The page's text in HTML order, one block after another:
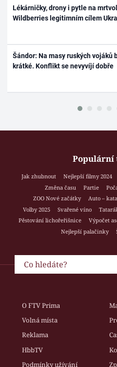
Lékárničky, drony i pytle na
Wildberries legitimním cílem
Šándor: Na masy ruských vojáků
krátké. Konflikt se nevyvíjí dobře
Populární
Jak zhubnout Nejlepší filmy 2024
Změna času
Partie
ZOO Nové začátky
Auto –
Volby 2025
Svařené víno
Pěstování lichořeřišnice
Výpočet
Nejlepší palačinky
O FTV Prima
Volná místa
Reklama
HbbTV
Podmínky užívání